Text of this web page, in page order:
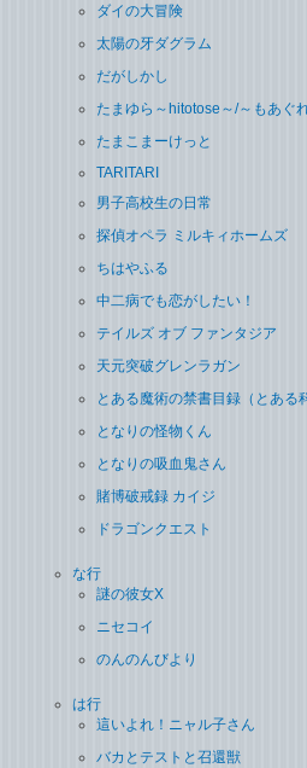
ダイの大冒険
太陽の牙ダグラム
だがしかし
たまゆら～hitotose～/～もあぐ
たまこまーけっと
TARITARI
男子高校生の日常
探偵オペラ ミルキィホームズ
ちはやふる
中二病でも恋がしたい！
テイルズ オブ ファンタジア
天元突破グレンラガン
とある魔術の禁書目録（とある
となりの怪物くん
となりの吸血鬼さん
賭博破戒録 カイジ
ドラゴンクエスト
な行
謎の彼女X
ニセコイ
のんのんびより
は行
這いよれ！ニャル子さん
バカとテストと召還獣